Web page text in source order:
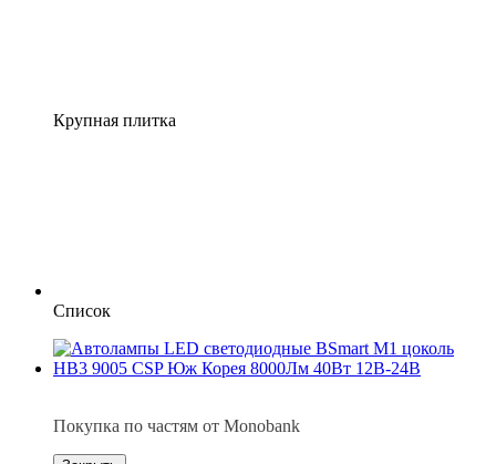
Крупная плитка
Список
Покупка по частям от Monobank